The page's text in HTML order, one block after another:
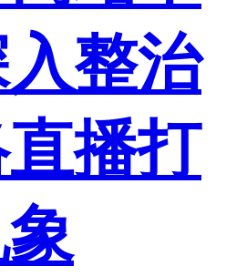
整治
直播打